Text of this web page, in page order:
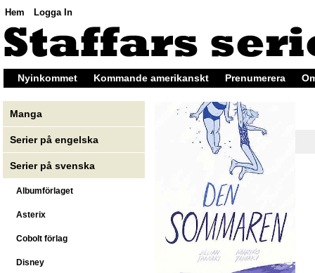
Hem Logga In
Nyinkommet Kommande amerikanskt Prenumerera
Manga
Serier på engelska
Serier på svenska
Albumförlaget
Asterix
Cobolt förlag
Disney